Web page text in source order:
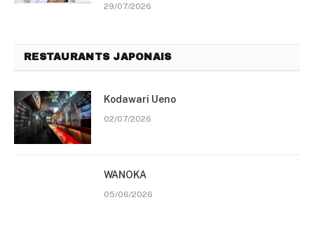
29/07/2026
RESTAURANTS JAPONAIS
Kodawari Ueno
02/07/2026
WANOKA
05/06/2026